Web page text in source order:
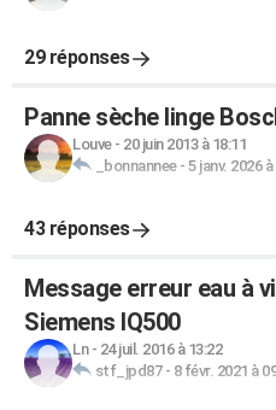
29 réponses
Panne sèche linge
Louve- 20 juin 2013 à 18:11
_bonnannee- 5 janv. 2026
43 réponses
Message erreur eau à
Siemens IQ500
Ln- 24 juil. 2016 à 13:22
stf_jpd87- 8 févr. 2021 à